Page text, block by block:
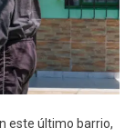
este último barrio,